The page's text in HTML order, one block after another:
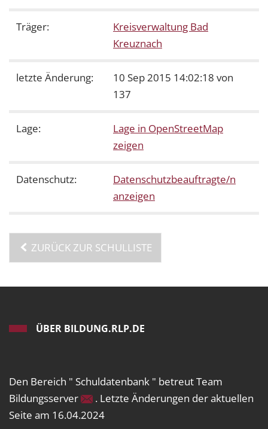
Träger:
Kreisverwaltung Bad
Kreuznach
letzte Änderung:
10 Sep 2015 14:02:18 von
137
Lage:
Lage in OpenStreetMap
zeigen
Datenschutz:
Datenschutzbeauftragte/n
anzeigen
ZURÜCK ZUR SCHULLISTE
ÜBER BILDUNG.RLP.DE
Den Bereich " Schuldatenbank " betreut Team
Bildungsserver
. Letzte Änderungen der aktuellen
Seite am 16.04.2024